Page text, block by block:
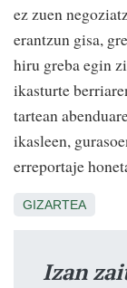
ez zuen
erantzun gisa,
hiru greba egin
ikasturte
tartean
ikasleen,
erreportaje
GIZARTEA
Izan